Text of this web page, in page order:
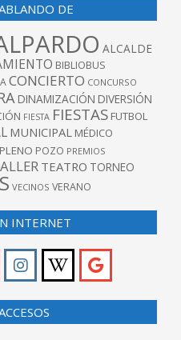
DE
ALCALDE
BIBLIOBUS
CONCIERTO CONCURSO
DINAMIZACIÓN DIVERSIÓN
FIESTA FIESTAS FUTBOL
MUNICIPAL MÉDICO
PLENO POZO PREMIOS
TEATRO TORNEO
VECINOS VERANO
INTERNET